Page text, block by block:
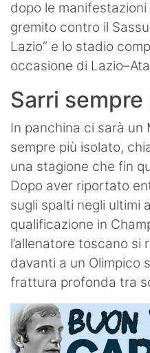
dopo le manifestazioni
gremito contro il
Lazio” e lo stadio
occasione di
Sarri sempre
In panchina ci sarà un
sempre più isolato,
una stagione che fin
Dopo aver riportato
sugli spalti negli ultimi
qualificazione in
l’allenatore toscano
davanti a un Olimpico
frattura profonda tra